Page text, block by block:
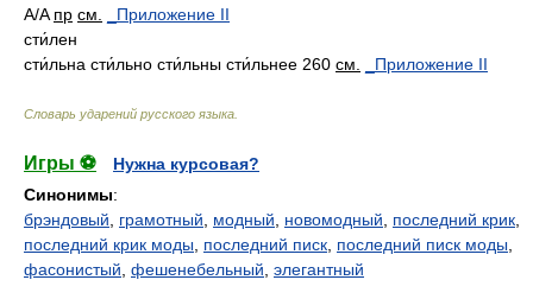
A/A пр см.
_Приложение II
сти́лен
сти́льна сти́льно сти́льны сти́льнее 260 см. _Приложение II
Словарь ударений русского языка
Игры ⚽
Нужна курсовая?
Синонимы:
брэндовый
грамотный модный новомодный последний крик
последний крик моды
последний писк последний писк моды
фасонистый фешенебельный элегантный